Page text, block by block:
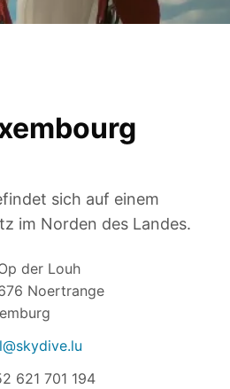
sich auf einem
im Norden des Landes.
der Louh
Noertrange
621 701 194